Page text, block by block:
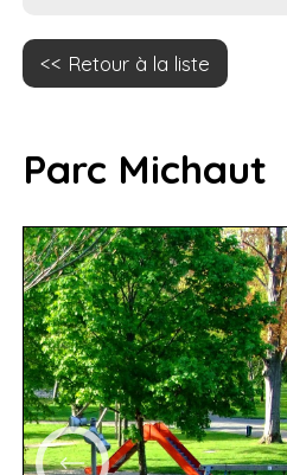
Retour à la liste
Parc Michaut